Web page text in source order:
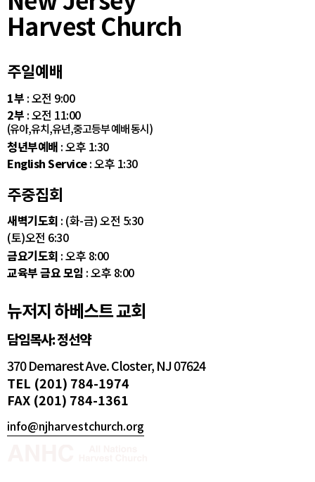
Harvest Church
주일예배
1부 : 오전 9:00
2부 : 오전 11:00
(유아,유치,유년,중고등부 예배 동시)
청년부예배 : 오후 1:30
English Service: 오후 1:30
주중집회
새벽기도회 : (화-금) 오전 5:30
(토)오전 6:30
금요기도회 : 오후 8:00
교육부 금요 모임 : 오후 8:00
뉴저지 하베스트 교회
담임목사: 정선약
370 Demarest Ave. Closter, NJ 07624
TEL (201) 784-1974
FAX (201) 784-1361
info@njharvestchurch.org